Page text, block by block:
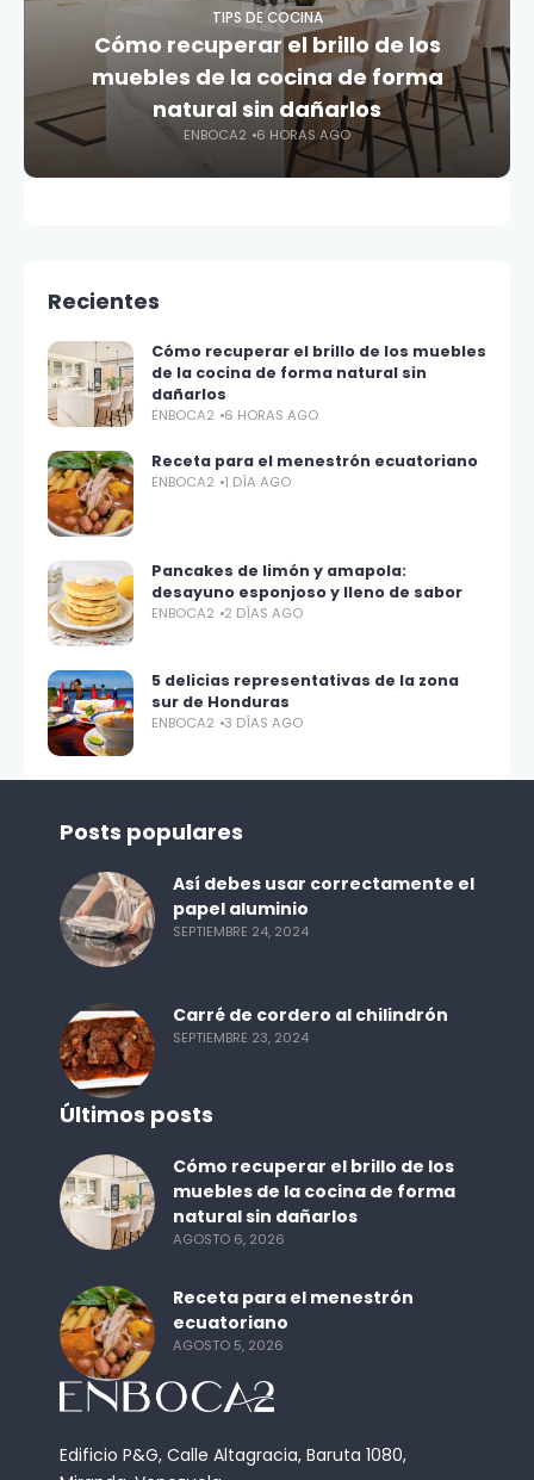
TIPS DE COCINA
Cómo recuperar el brillo de los
muebles de la cocina de forma
natural sin dañarlos
ENBOCA2 6 HORAS AGO
Recientes
Cómo recuperar el brillo de los muebles
de la cocina de forma natural sin
dañarlos
ENBOCA2 6 HORAS AGO
Receta para el menestrón ecuatoriano
ENBOCA2 1 DÍA AGO
Pancakes de limón y amapola:
desayuno esponjoso y lleno de sabor
ENBOCA2 2 DÍAS AGO
5 delicias representativas de la zona
sur de Honduras
ENBOCA2 3 DÍAS AGO
Edificio P&G, Calle Altagracia, Baruta 1080,
Posts populares
Así debes usar correctamente el
papel aluminio
SEPTIEMBRE 24, 2024
Carré de cordero al chilindrón
SEPTIEMBRE 23, 2024
Últimos posts
Cómo recuperar el brillo de los
muebles de la cocina de forma
natural sin dañarlos
AGOSTO 6, 2026
Receta para el menestrón
ecuatoriano
AGOSTO 5, 2026